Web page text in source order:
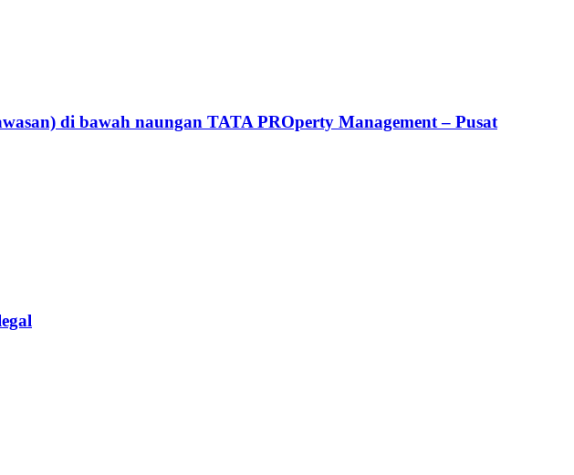
di bawah naungan TATA PROperty Management – Pusat